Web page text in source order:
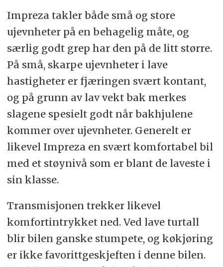
Impreza takler både små og store
ujevnheter på en behagelig måte, og
særlig godt grep har den på de litt større.
På små, skarpe ujevnheter i lave
hastigheter er fjæringen svært kontant,
og på grunn av lav vekt bak merkes
slagene spesielt godt når bakhjulene
kommer over ujevnheter. Generelt er
likevel Impreza en svært komfortabel bil
med et støynivå som er blant de laveste i
sin klasse.
Transmisjonen trekker likevel
komfortintrykket ned. Ved lave turtall
blir bilen ganske stumpete, og køkjøring
er ikke favorittgeskjeften i denne bilen.